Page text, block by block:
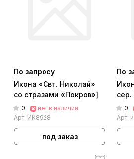
По запросу
Икона «Свт. Николай»
со стразами «Покров»]
0
нет в наличии
Арт. ИК8928
под заказ
По
сер.
0
Арт.